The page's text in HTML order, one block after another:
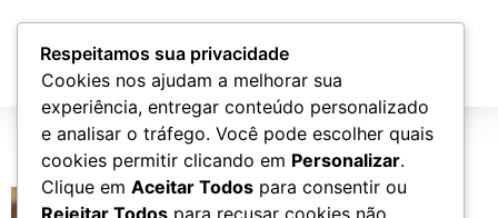
automóveis-min
Respeitamos sua privacidade
Cookies nos ajudam a melhorar sua
experiência, entregar conteúdo personalizado
e analisar o tráfego. Você pode escolher quais
cookies permitir clicando em Personalizar.
Clique em Aceitar Todos para consentir ou
Rejeitar Todos para recusar cookies não